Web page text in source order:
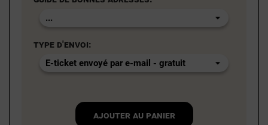
Type d'envoi:
Ajouter au panier